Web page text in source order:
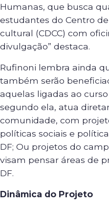
Humanas, que busca
estudantes do Centro
cultural (CDCC) com
divulgação” destaca.
Rufinoni lembra ainda
também serão
aquelas ligadas ao
segundo ela, atua
comunidade, com
políticas sociais e
DF; Ou projetos do
visam pensar áreas de
DF.
Dinâmica do Projeto